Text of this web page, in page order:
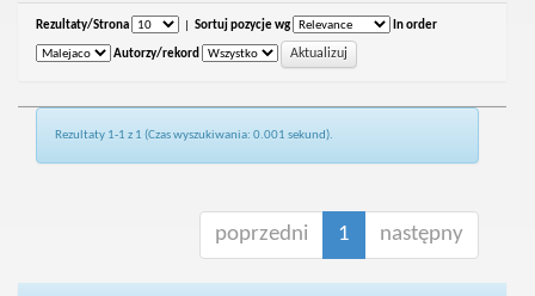
Rezultaty/Strona Sortuj pozycje wg In order
Autorzy/rekord
Rezultaty 1-1 z 1 (Czas wyszukiwania: 0.001 sekund).
poprzedni 1 następny